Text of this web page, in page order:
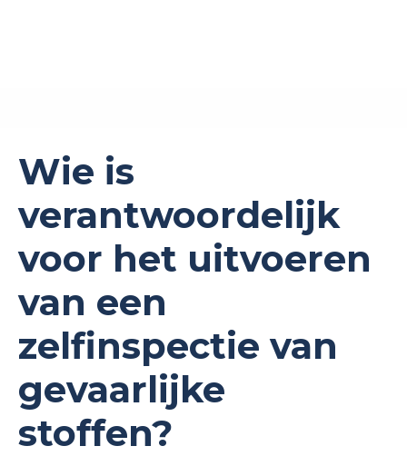
Wie is
verantwoordelijk
voor het uitvoeren
van een
zelfinspectie van
gevaarlijke
stoffen?